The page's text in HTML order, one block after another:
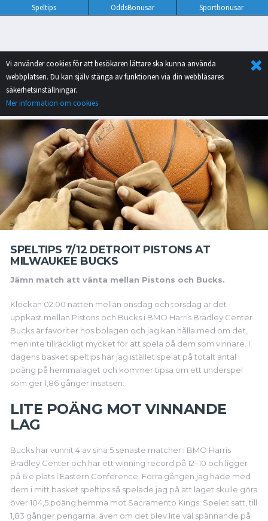
Speltips OddsBonusar Sportbonusar
Vi använder cookies för att besökaren lättare ska kunna använda
webbplatsen. Du kan själv stänga av funktionen via din webbläsares
säkerhetsinställningar.
Mer information om cookies
SPELTIPS 7/12 DETROIT PISTONS AT
MILWAUKEE BUCKS
Jämn match att vänta mellan Pistons och Bucks.
Klockan 02.00 natten mellan onsdag och torsdag är det
uppkast mellan Pistons och Bucks i BMO Harris Bradley Center.
Bucks är favoriter hos bolagen och jag kan hålla med om det,
men inte tillräckligt mycket för att spela på dem som vinnare. I
dagens basket speltips har jag istället spelat på totalt antal
poäng på hemmalaget och kommer tipsa om ett underspel
som ger 1,86 gånger insatsen.
LITE POÄNG MOT VINNANDE
LAG
Bucks har vunnit 4 av sina 5 senaste matcher i BMO Harris
Bradley Center och har ett winning record på 12–10 och ligger
på 6:e plats i Eastern Conference. Förra gången jag hade med
dem i mitt basket speltips så spelade jag på att laget skulle göra
över 104,5 poäng hemma mot Sacramento Kings. Spelet satt, till
1,83 gånger pengarna, även om det blev lite väl spännande på